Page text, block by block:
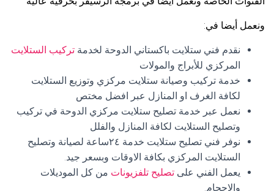
ونعمل أيضا في:
نقدم فني ستلايت باكستاني الدوحة لخدمة تركيب الستلايت
المركزي للأبراج والمولات
خدمة تركيب وصيانة ستلايت مركزي وتوزيع الستلايت
لكافة الغرف او المنازل عبر افضل مختص
نعمل عبر خدمة تصليح ستلايت مركزي الدوحة في تركيب
وتصليح الستلايت لكافة المنازل والفلل
نوفر فني تصليح ستلايت خدمة ٢٤ساعة لصيانة وتصليح
الستلايت المركزي بكافة الاوقات وبسعر جيد.
يعمل الفني على تصليح تلفزيونات من كل الموديلات
والاحجام.